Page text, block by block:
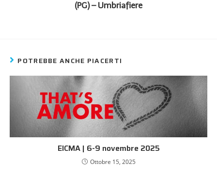
(PG) – Umbriafiere
POTREBBE ANCHE PIACERTI
EICMA | 6-9 novembre 2025
Ottobre 15, 2025